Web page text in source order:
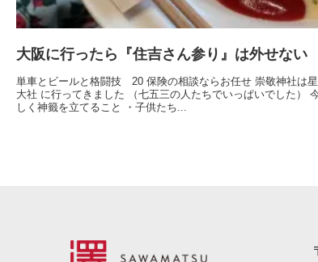
大阪に行ったら『住吉さん参り』は外せない
単車とビールと格闘技 20 保険の相談ならお任せ 崇敬神社は
大社 に行ってきました （七五三の人たちでいっぱいでした）
しく神籤を立てること ・子供たち...